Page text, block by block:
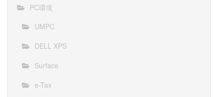
PC環境
UMPC
DELL XPS
Surface
e-Tax